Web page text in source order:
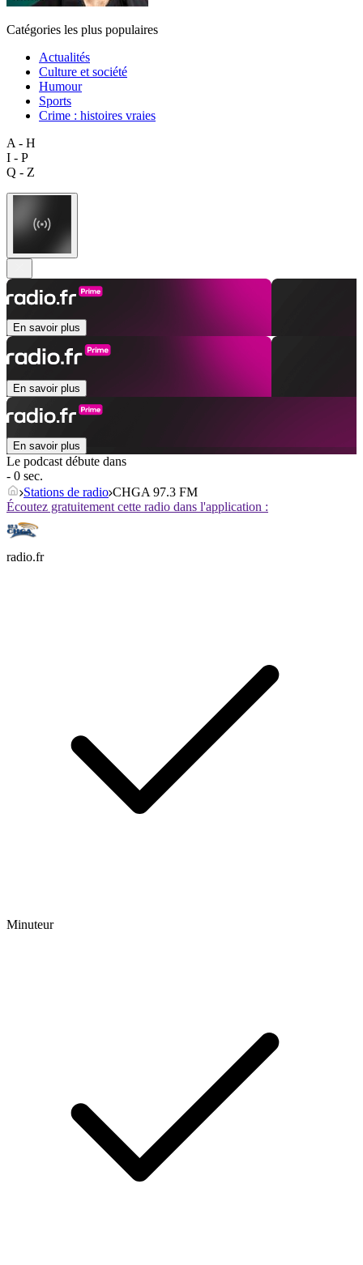
Catégories les plus populaires
Actualités
Culture et société
Humour
Sports
Crime : histoires vraies
A - H
I - P
Q - Z
En savoir plus
En savoir plus
En savoir plus
Le podcast débute dans
- 0 sec.
Stations de radio CHGA 97.3 FM
Écoutez gratuitement cette radio dans l'application :
radio.fr
Minuteur